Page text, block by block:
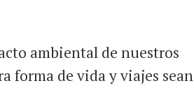
ambiental de nuestros
forma de vida y viajes sean